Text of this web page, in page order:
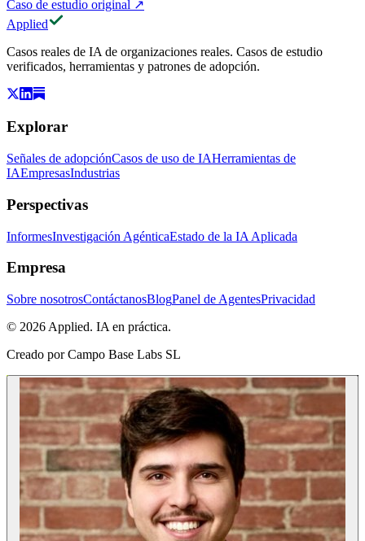
Caso de estudio original ↗
Applied
Casos reales de IA de organizaciones reales. Casos de estudio
verificados, herramientas y patrones de adopción.
Explorar
Señales de adopciónCasos de uso de IAHerramientas de
IAEmpresasIndustrias
Perspectivas
InformesInvestigación AgénticaEstado de la IA Aplicada
Empresa
Sobre nosotrosContáctanosBlogPanel de AgentesPrivacidad
© 2026 Applied. IA en práctica.
Creado por Campo Base Labs SL